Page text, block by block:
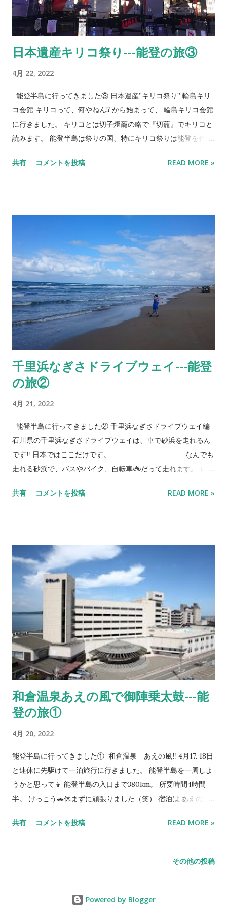
古車のショールームのある目抜きロードの車のショールーム
（ヤード）にも飛び込み営業に行った。突然現れた日本人にタ
ンザニアでは結構歓迎してもらたが、ケニアでは意外とクール
でもう取引先あるからといってあまり相手にしてもらえなかっ
は威厳を保たなくてはならない。そんな印象を受けた。 ケニア
人の友人に聞いた話しだが、ケニア人はプライドがあって自転
車に乗るのがいやだそうで？通勤も車か徒歩か、乗合バスかの
選択肢になるそう😆 どおりでやたら徒歩でぞろぞろと歩いてい
る人が多いがどこに向かっているのかと思ったら通勤で歩いて
ているタンザニア人いわく、タンザニア人は自転車に”乗る”か
スレンダー美人や細マッチョ的な男性も見かけるなーと思っ
た。 そんな東アフリカではNo.１のケニアも食生活においては
まだまだバラエティが少ないなと感じた。前職が食...
日本遺産キリコ祭り---能登の旅③
4月 22, 2022
能登半島に行ってきました③ 日本遺産”キリコ祭り” 輪島キリ
コ会館 キリコって、何やねん⁉️ から始まって、 輪島キリコ会館
に行きました。 キリコとは切子燈蘢の略で『切蘢』でキリコと
読みます。 能登半島は祭りの国、特にキリコ祭りは能登を代表
社を中心に夜を徹して行われる、そうです。 関西でいうと岸和
でしょうね。 能登半島で各地域７月から９月にかけて行われる
キリコ祭り、2022年の日程をいくつかあげてみます。 あばれ祭
り 能登町 ７月８日(金)、９日(土) 名前の通り、翌日には神輿の
原型がなくなるまで壊す勇壮さ⁈ 七尾祇園祭 七尾市 ７月９日
(土) 大地主神社までキリコが巡行し、境内に勢ぞろいしてから
はかがり火の周囲を疾駆、乱舞。 名舟大祭 （なふねたいさい）
７月31日(日)、8月1日(月) 輪島市名舟町 今回の 能登の旅① でも
ご紹介した後陣乗太鼓の発症の地。 船に神輿をのせて海に建つ
鳥居まで祭神を送るというのも見どころ。 祭りの詳細は こちら
からもご確認頂けます。 日本遺産にもなってるこれらの祭り、
ぜひまたそのタイミングで行ってみたい！ 能登半島一周の旅、
ウェイ そして③日本遺産キリコ祭り3回続けてお送りしました
が、これでおしまいです。 車とは関係のない話でごめんなさ
い。 ご質問、お問合せはこちらから
当社販売車両はカーセンサー、グーネットで 『オートショップ
タナカ』 で検索して下さい❗️ 廃車無料引取りキャンペーン❗️ 車
先 072-781-1757 090-4303-3362 ブログ
共有 コメントを投稿 READ MORE »
千里浜なぎさドライブウェイ---能登
の旅②
4月 21, 2022
能登半島に行ってきました② 千里浜なぎさドライブウェイ編
石川県の千里浜なぎさドライブウェイは、車で砂浜を走れるん
です‼️ 日本ではここだけです。 なんでも
走れる砂浜で、バスやバイク、自転車🚲だって走れます。 ロー
大な波打ち際ゆったりと走るのは爽快でした。 なぜ走れるかっ
っておきますね。 能登半島一周の旅、和倉温泉あえの風で御陣
乗太鼓①は こちらから 。 海に面したホテルと迫力ある太鼓の
ショーが◎でした。 次回は、”輪島キリコ会館”編です。 そうそ
う、砂浜を走った後は下廻りの洗車は念入りにしておきましょ
うね😀 ご質問、お問合せはこちら
から 当社販売車両はカーセンサー、グーネットで 『オートショ
ップタナカ』 で検索して下さい❗️ 廃車無料引取りキャンペーン❗️
車検切れ、事故車、不動車 等 お任せ下さい。 お問合せ
先 072-781-1757 090-4303-3362 ブログ
の廃車とお伝え下さい。 それではまたっ👋
共有 コメントを投稿 READ MORE »
和倉温泉あえの風で御陣乗太鼓---能
登の旅①
4月 20, 2022
能登半島に行ってきました① 和倉温泉 あえの風‼️ 4月17. 18日
と連休に先駆けて一泊旅行に行きました。 能登半島を一周しよ
うかと思って👦 能登半島の入口まで380km。 所要時間4時間
半。 けっこう🚗休まずに頑張りました（笑） 宿泊は あえの風
きでおそらく30,000円くらい⁉️ でもチケットをGETしたので、
食事をしながらの鑑賞はちょっとぜいたくで、しばし別世界に
共有 コメントを投稿 READ MORE »
その他の投稿
Powered by Blogger